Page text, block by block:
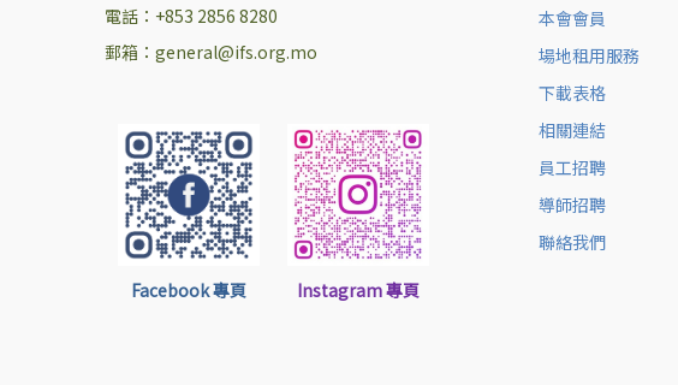
電話：+853 2856 8280
郵箱：general@ifs.org.mo
Facebook 專頁 Instagram 專頁
本會會員
場地租用服務
下載表格
相關連結
員工招聘
導師招聘
聯絡我們